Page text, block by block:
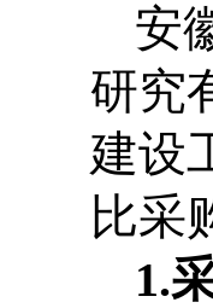
安
研究
建设
比采
1.